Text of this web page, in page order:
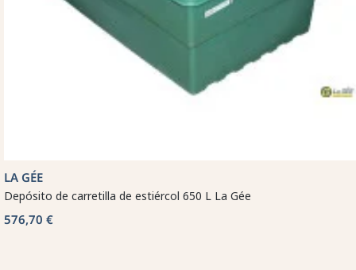
LA GÉE
Depósito de carretilla de estiércol 650 L La Gée
576,70 €